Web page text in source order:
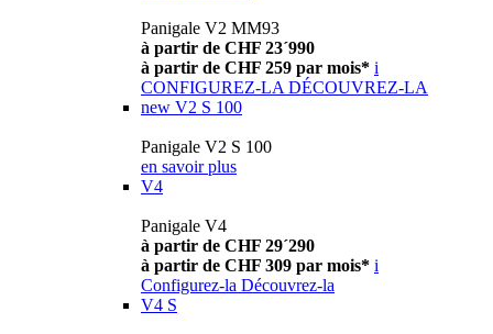
Panigale V2 MM93
à partir de CHF 23´990
à partir de CHF 259 par mois* i
CONFIGUREZ-LA DÉCOUVREZ-LA
new V2 S 100
Panigale V2 S 100
en savoir plus
V4
Panigale V4
à partir de CHF 29´290
à partir de CHF 309 par mois* i
Configurez-la Découvrez-la
V4 S